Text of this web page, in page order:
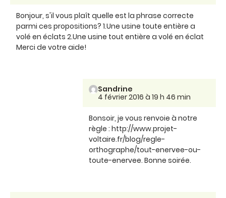
Bonjour, s'il vous plaît quelle est la phrase correcte
parmi ces propositions? 1.Une usine toute entière a
volé en éclats 2.Une usine tout entière a volé en éclat
Merci de votre aide!
Sandrine
4 février 2016 à 19 h 46 min
Bonsoir, je vous renvoie à notre
règle : http://www.projet-
voltaire.fr/blog/regle-
orthographe/tout-enervee-ou-
toute-enervee. Bonne soirée.